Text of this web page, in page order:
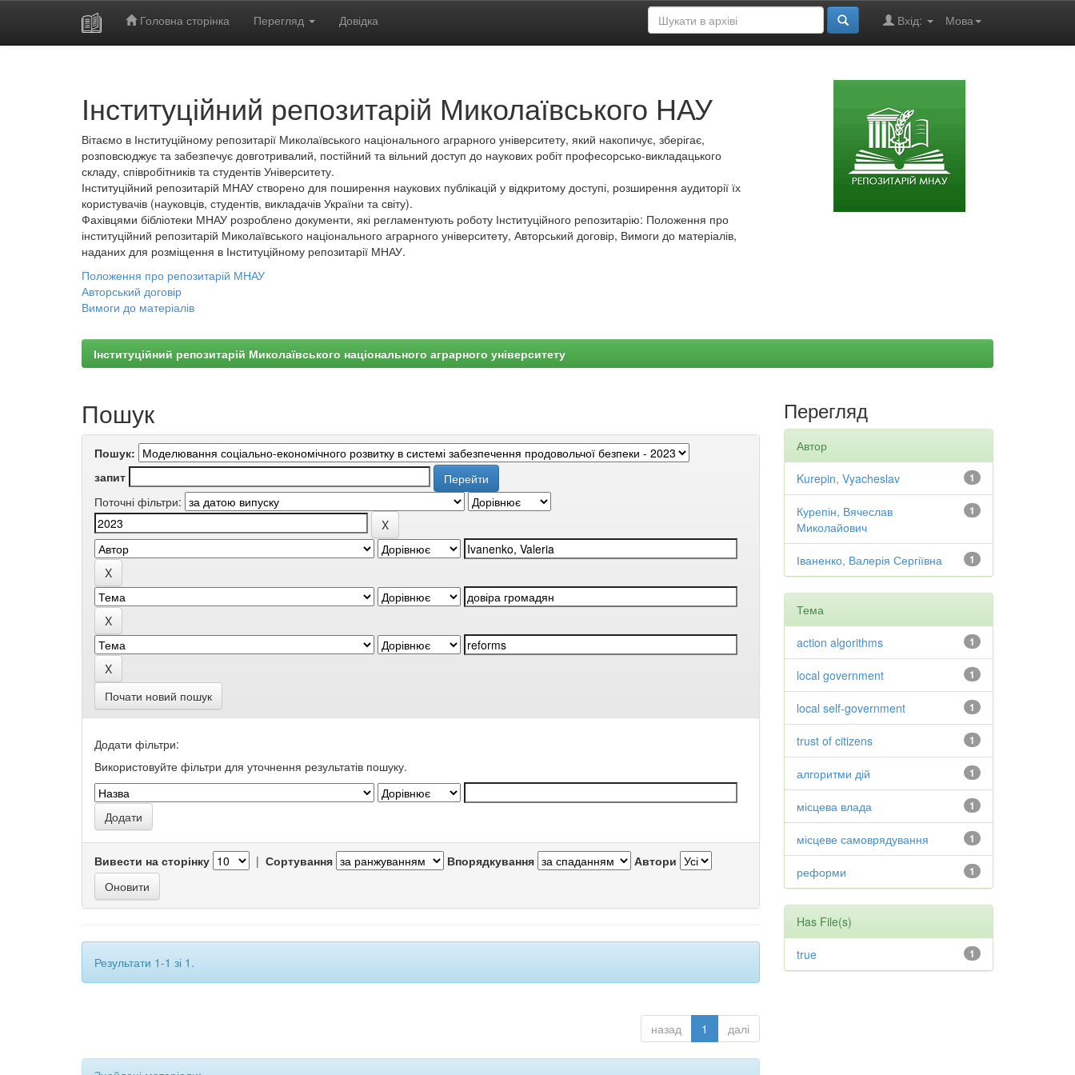
Головна сторінка Перегляд Довідка Мова
Вхід:
Інституційний репозитарій Миколаївського НАУ
Вітаємо в Інституційному репозитарії Миколаївського національного аграрного університету, який накопичує, зберігає,
розповсюджує та забезпечує довготривалий, постійний та вільний доступ до наукових робіт професорсько-викладацького
складу, співробітників та студентів Університету.
Інституційний репозитарій МНАУ створено для поширення наукових публікацій у відкритому доступі, розширення аудиторії їх
користувачів (науковців, студентів, викладачів України та світу).
Фахівцями бібліотеки МНАУ розроблено документи, які регламентують роботу Інституційного репозитарію: Положення про
інституційний репозитарій Миколаївського національного аграрного університету, Авторський договір, Вимоги до матеріалів,
наданих для розміщення в Інституційному репозитарії МНАУ.
Положення про репозитарій МНАУ
Авторський договір
Вимоги до матеріалів
Інституційний репозитарій Миколаївського національного аграрного університету
Пошук
Пошук:
запит
Поточні фільтри:
Почати новий пошук
Додати фільтри:
Використовуйте фільтри для уточнення результатів пошуку.
Вивести на сторінку | Сортування Впорядкування Автори
Результати 1-1 зі 1.
назад 1 далі
Перегляд
Автор
1
Kurepin, Vyacheslav
1
Курепін, Вячеслав
Миколайович
1
Іваненко, Валерія Сергіївна
Тема
1
action algorithms
1
local government
1
local self-government
1
trust of citizens
1
алгоритми дій
1
місцева влада
1
місцеве самоврядування
1
реформи
Has File(s)
1
true